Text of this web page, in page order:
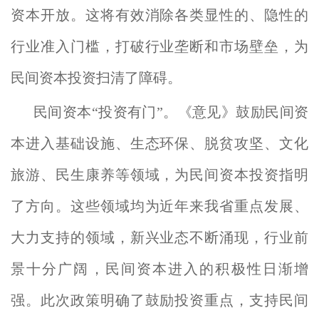
资本开放。这将有效消除各类显性的、隐性的
行业准入门槛，打破行业垄断和市场壁垒，为
民间资本投资扫清了障碍。
民间资本“投资有门”。《意见》鼓励民间资
本进入基础设施、生态环保、脱贫攻坚、文化
旅游、民生康养等领域，为民间资本投资指明
了方向。这些领域均为近年来我省重点发展、
大力支持的领域，新兴业态不断涌现，行业前
景十分广阔，民间资本进入的积极性日渐增
强。此次政策明确了鼓励投资重点，支持民间